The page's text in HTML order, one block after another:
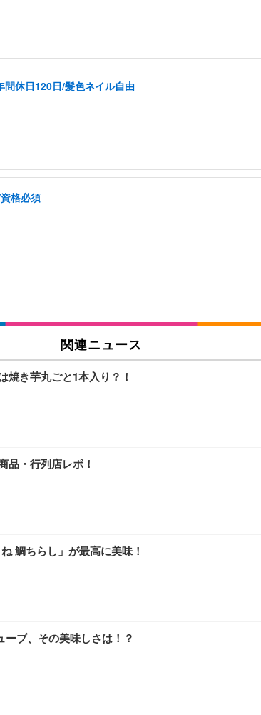
間休日120日/髪色ネイル自由
格必須
関連ニュース
焼き芋丸ごと1本入り？！
品・行列店レポ！
鯛ちらし」が最高に美味！
ーブ、その美味しさは！？